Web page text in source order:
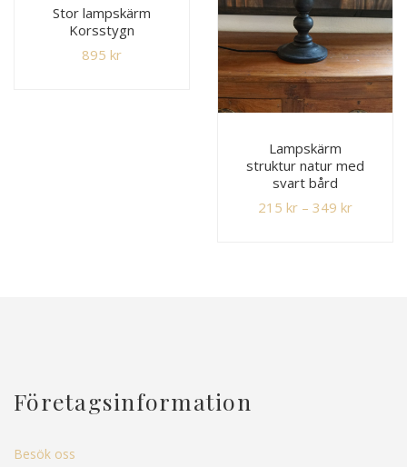
Stor lampskärm
Korsstygn
895 kr
Lampskärm
struktur natur med
svart bård
215 kr – 349 kr
Företagsinformation
Besök oss